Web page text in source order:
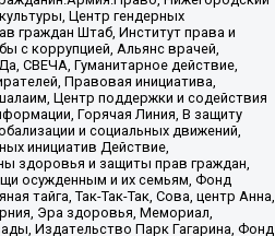
Центр гендерных
граждан Штаб, Институт права и
с коррупцией, Альянс врачей,
СВЕЧА, Гуманитарное действие,
Правовая инициатива,
Центр поддержки и содействия
Горячая Линия, В защиту
и социальных движений,
инициатив Действие,
здоровья и защиты прав граждан,
осужденным и их семьям, Фонд
тайга, Так-Так-Так, Сова, центр Анна,
Эра здоровья, Мемориал,
Издательство Парк Гагарина, Фонд